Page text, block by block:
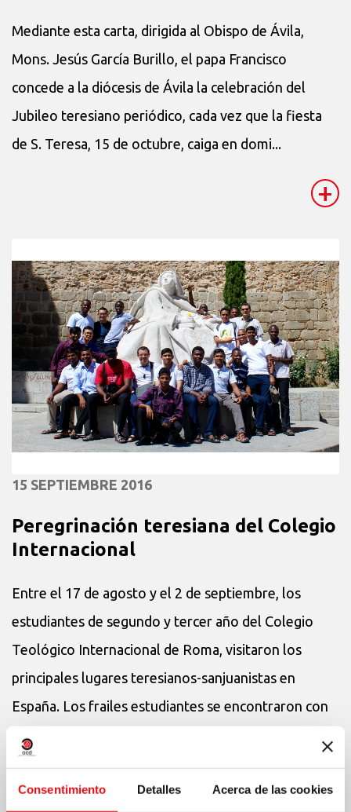
Consentimiento Detalles Acerca de las cookies
Mediante esta carta, dirigida al Obispo de Ávila,
Mons. Jesús García Burillo, el papa Francisco
concede a la diócesis de Ávila la celebración del
Jubileo teresiano periódico, cada vez que la fiesta
de S. Teresa, 15 de octubre, caiga en domi...
+
15 SEPTIEMBRE 2016
Peregrinación teresiana del Colegio
Internacional
Entre el 17 de agosto y el 2 de septiembre, los
estudiantes de segundo y tercer año del Colegio
Teológico Internacional de Roma, visitaron los
principales lugares teresianos-sanjuanistas en
España. Los frailes estudiantes se encontraron con
sus...
+